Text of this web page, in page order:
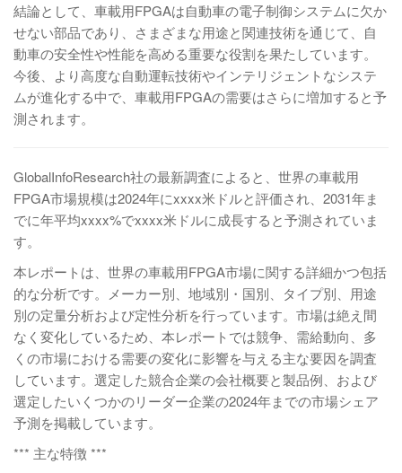
結論として、車載用FPGAは自動車の電子制御システムに欠か
せない部品であり、さまざまな用途と関連技術を通じて、自
動車の安全性や性能を高める重要な役割を果たしています。
今後、より高度な自動運転技術やインテリジェントなシステ
ムが進化する中で、車載用FPGAの需要はさらに増加すると予
測されます。
GlobalInfoResearch社の最新調査によると、世界の車載用
FPGA市場規模は2024年にxxxx米ドルと評価され、2031年ま
でに年平均xxxx%でxxxx米ドルに成長すると予測されていま
す。
本レポートは、世界の車載用FPGA市場に関する詳細かつ包括
的な分析です。メーカー別、地域別・国別、タイプ別、用途
別の定量分析および定性分析を行っています。市場は絶え間
なく変化しているため、本レポートでは競争、需給動向、多
くの市場における需要の変化に影響を与える主な要因を調査
しています。選定した競合企業の会社概要と製品例、および
選定したいくつかのリーダー企業の2024年までの市場シェア
予測を掲載しています。
*** 主な特徴 ***